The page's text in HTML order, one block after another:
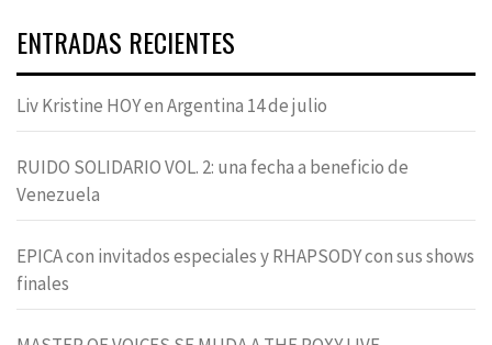
ENTRADAS RECIENTES
Liv Kristine HOY en Argentina 14 de julio
RUIDO SOLIDARIO VOL. 2: una fecha a beneficio de
Venezuela
EPICA con invitados especiales y RHAPSODY con sus shows
finales